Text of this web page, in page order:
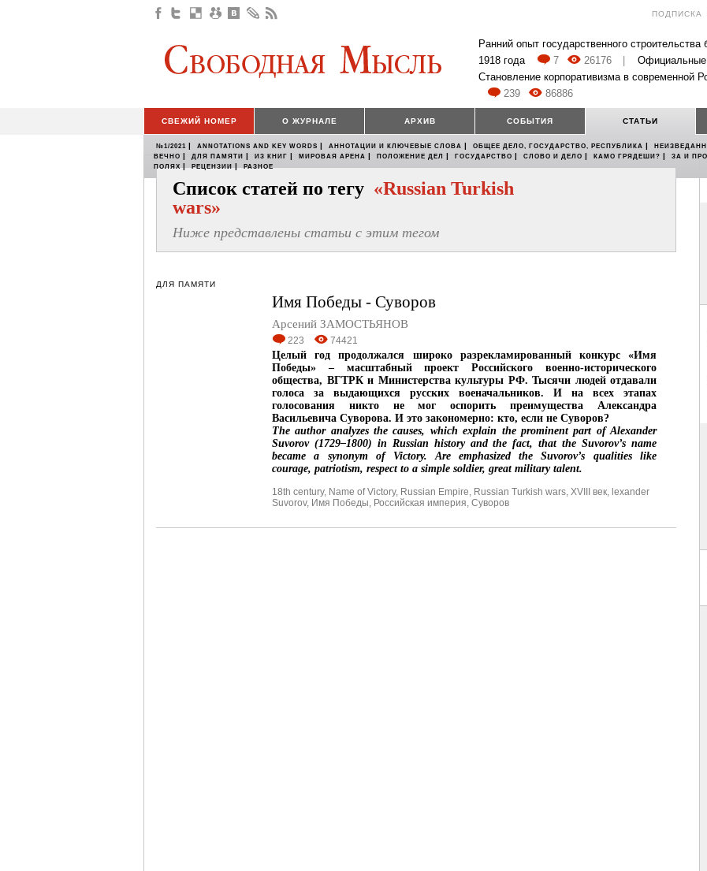
ПОДПИСКА
Ранний опыт государственного
1918 года
7 26176 Официальные
Становление корпоративизма в современной
239
86886
СВЕЖИЙ НОМЕР О ЖУРНАЛЕ АРХИВ СОБЫТИЯ СТАТЬИ
№1/2021 | ANNOTATIONS AND KEY WORDS | АННОТАЦИИ И КЛЮЧЕВЫЕ СЛОВА | ОБЩЕЕ ДЕЛО, ГОСУДАРСТВО, РЕСПУБЛИКА |
ВЕЧНО | ДЛЯ ПАМЯТИ | ИЗ КНИГ | МИРОВАЯ АРЕНА | ПОЛОЖЕНИЕ ДЕЛ | ГОСУДАРСТВО | СЛОВО И ДЕЛО | КАМО ГРЯДЕШИ? | ЗА И
ПОЛЯХ | РЕЦЕНЗИИ | РАЗНОЕ
Список статей по тегу «Russian Turkish
wars»
Ниже представлены статьи с этим тегом
ДЛЯ ПАМЯТИ
Имя Победы - Суворов
Арсений ЗАМОСТЬЯНОВ
223 74421
Целый год продолжался широко разрекламированный конкурс «Имя
Победы» – масштабный проект Российского военно-исторического
общества, ВГТРК и Министерства культуры РФ. Тысячи людей отдавали
голоса за выдающихся русских военачальников. И на всех этапах
голосования никто не мог оспорить преимущества Александра
Васильевича Суворова. И это закономерно: кто, если не Суворов?
The author analyzes the causes, which explain the prominent part of Alexander
Suvorov (1729–1800) in Russian history and the fact, that the Suvorov’s name
became a synonym of Victory. Are emphasized the Suvorov’s qualities like
courage, patriotism, respect to a simple soldier, great military talent.
18th century, Name of Victory, Russian Empire, Russian Turkish wars, XVIII век, lexander
Suvorov, Имя Победы, Российская империя, Суворов